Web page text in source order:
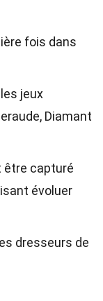
fois dans
jeux
Diamant
être capturé
évoluer
dresseurs de